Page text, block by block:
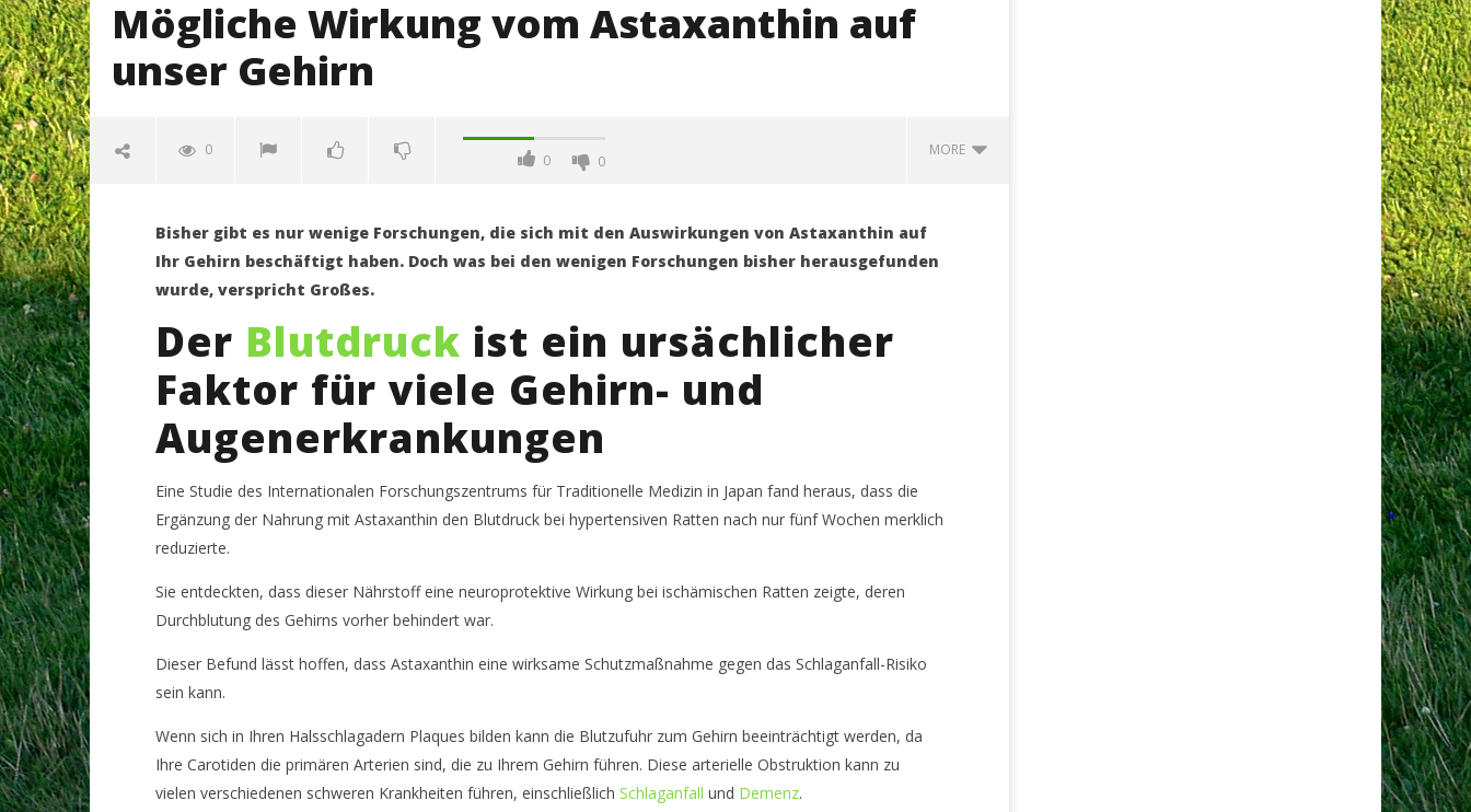
Mögliche Wirkung vom Astaxanthin auf
unser Gehirn
0
0 0
MORE
NOW VIEWING
Mögliche Wirkung vom
Astaxanthin auf unser Gehirn
Januar
2021
Dr.
Rainer
Mutschler
Können wir Merkmale des Alterns
nennen?
Januar
2021
Dr.
Januar
Dr.
Bisher gibt es nur wenige Forschungen, die sich mit den Auswirkungen von Astaxanthin auf
Ihr Gehirn beschäftigt haben. Doch was bei den wenigen Forschungen bisher herausgefunden
wurde, verspricht Großes.
Der Blutdruck ist ein ursächlicher
Faktor für viele Gehirn- und
Augenerkrankungen
Eine Studie des Internationalen Forschungszentrums für Traditionelle Medizin in Japan fand heraus, dass die
Ergänzung der Nahrung mit Astaxanthin den Blutdruck bei hypertensiven Ratten nach nur fünf Wochen merklich
reduzierte.
Sie entdeckten, dass dieser Nährstoff eine neuroprotektive Wirkung bei ischämischen Ratten zeigte, deren
Durchblutung des Gehirns vorher behindert war.
Dieser Befund lässt hoffen, dass Astaxanthin eine wirksame Schutzmaßnahme gegen das Schlaganfall-Risiko
sein kann.
Wenn sich in Ihren Halsschlagadern Plaques bilden kann die Blutzufuhr zum Gehirn beeinträchtigt werden, da
Ihre Carotiden die primären Arterien sind, die zu Ihrem Gehirn führen. Diese arterielle Obstruktion kann zu
vielen verschiedenen schweren Krankheiten führen, einschließlich Schlaganfall und Demenz.